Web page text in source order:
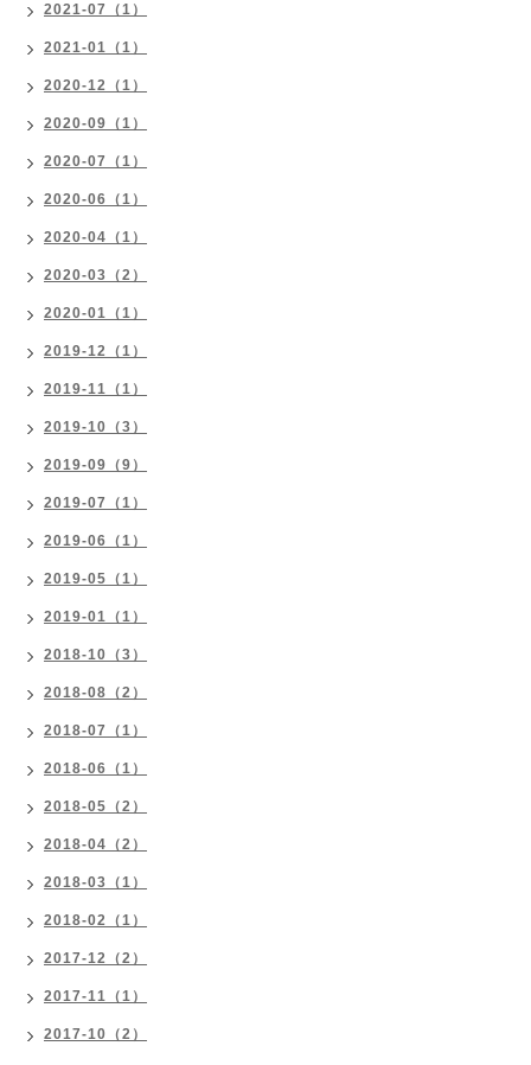
2021-07（1）
2021-01（1）
2020-12（1）
2020-09（1）
2020-07（1）
2020-06（1）
2020-04（1）
2020-03（2）
2020-01（1）
2019-12（1）
2019-11（1）
2019-10（3）
2019-09（9）
2019-07（1）
2019-06（1）
2019-05（1）
2019-01（1）
2018-10（3）
2018-08（2）
2018-07（1）
2018-06（1）
2018-05（2）
2018-04（2）
2018-03（1）
2018-02（1）
2017-12（2）
2017-11（1）
2017-10（2）